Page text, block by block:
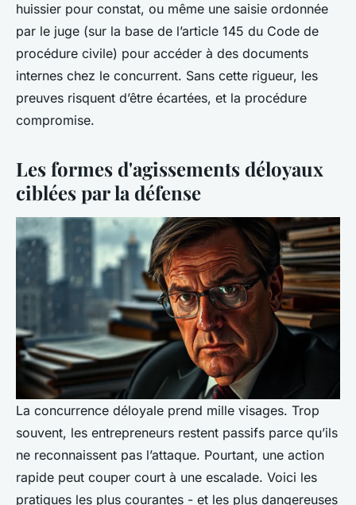
huissier pour constat, ou même une saisie ordonnée
par le juge (sur la base de l’article 145 du Code de
procédure civile) pour accéder à des documents
internes chez le concurrent. Sans cette rigueur, les
preuves risquent d’être écartées, et la procédure
compromise.
Les formes d'agissements déloyaux
ciblées par la défense
La concurrence déloyale prend mille visages. Trop
souvent, les entrepreneurs restent passifs parce qu’ils
ne reconnaissent pas l’attaque. Pourtant, une action
rapide peut couper court à une escalade. Voici les
pratiques les plus courantes - et les plus dangereuses